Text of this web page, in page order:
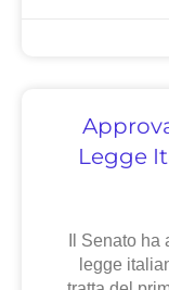
Legge
Il Senato
legge